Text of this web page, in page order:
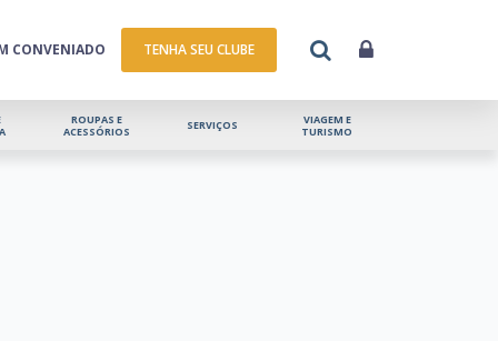
CONVENIADO TENHA SEU CLUBE
ROUPAS E
ACESSÓRIOS
SERVIÇOS
VIAGEM E
TURISMO